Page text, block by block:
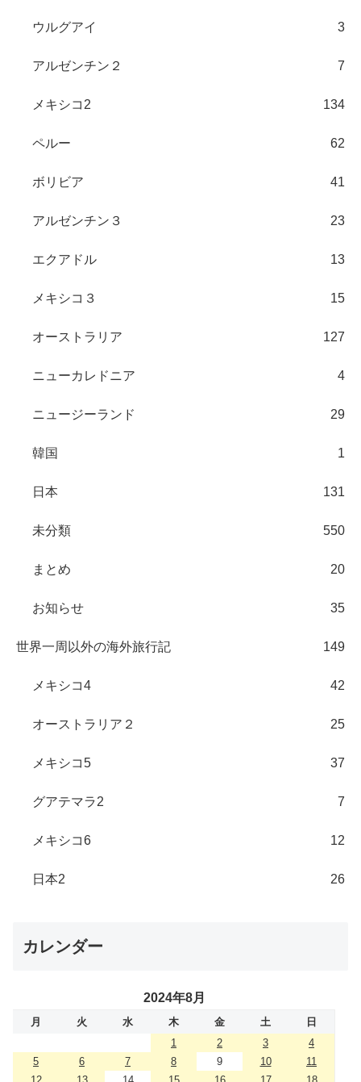
ウルグアイ 3
アルゼンチン２ 7
メキシコ2 134
ペルー 62
ボリビア 41
アルゼンチン３ 23
エクアドル 13
メキシコ３ 15
オーストラリア 127
ニューカレドニア 4
ニュージーランド 29
韓国 1
日本 131
未分類 550
まとめ 20
お知らせ 35
世界一周以外の海外旅行記 149
メキシコ4 42
オーストラリア２ 25
メキシコ5 37
グアテマラ2 7
メキシコ6 12
日本2 26
カレンダー
2024年8月
月 火 水 木 金 土
日
1
2 3
4
5
6 7 8 9 10
11